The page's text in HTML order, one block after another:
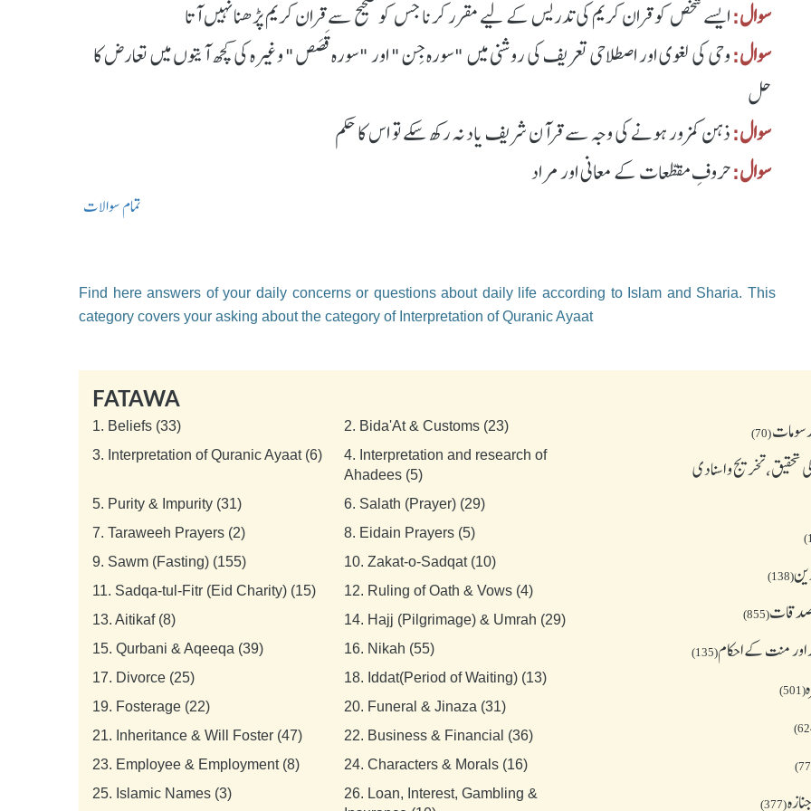
سوال:ایسے شخص کو قران کریم کی تدریس کے لیے مقرر کرنا جس کو صحیح سے قران کریم پڑھنا نہیں آتا
سوال:وحی کی لغوی اور اصطلاحی تعریف کی روشنی میں "سورہ جِن" اور "سورہ قَصَص" وغیرہ کی کچھ آیتوں میں تعارض کا
حل
سوال:ذہن کمزور ہونے کی وجہ سے قرآن شریف یاد نہ رکھ سکے تو اس کا حکم
سوال:حروفِ مقطّعات کے معانی اور مراد
تمام سوالات
Find here answers of your daily concerns or questions about daily life according to Islam and Sharia. This
category covers your asking about the category of Interpretation of Quranic Ayaat
(70)
تحقیق، تخریج و اسنادی
(138)
صدقات(855)
اور منت کے احکام(135)
(501)
(377)
FATAWA
1. Beliefs (33) 2. Bida'At & Customs (23)
3. Interpretation of Quranic Ayaat (6) 4. Interpretation and research of
Ahadees (5)
5. Purity & Impurity (31) 6. Salath (Prayer) (29)
7. Taraweeh Prayers (2) 8. Eidain Prayers (5)
9. Sawm (Fasting) (155) 10. Zakat-o-Sadqat (10)
11. Sadqa-tul-Fitr (Eid Charity) (15) 12. Ruling of Oath & Vows (4)
13. Aitikaf (8) 14. Hajj (Pilgrimage) & Umrah (29)
15. Qurbani & Aqeeqa (39) 16. Nikah (55)
17. Divorce (25) 18. Iddat(Period of Waiting) (13)
19. Fosterage (22) 20. Funeral & Jinaza (31)
21. Inheritance & Will Foster (47) 22. Business & Financial (36)
23. Employee & Employment (8) 24. Characters & Morals (16)
25. Islamic Names (3) 26. Loan, Interest, Gambling &